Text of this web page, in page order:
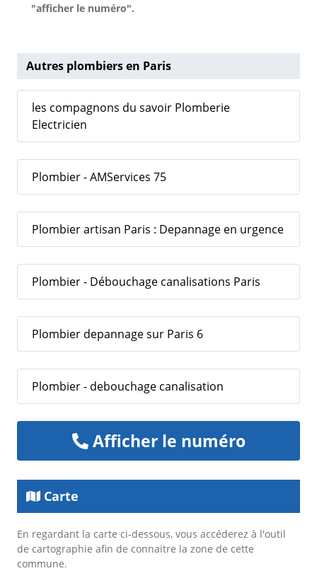
"afficher le numéro".
Autres plombiers en Paris
les compagnons du savoir Plomberie
Electricien
Plombier - AMServices 75
Plombier artisan Paris : Depannage en urgence
Plombier - Débouchage canalisations Paris
Plombier depannage sur Paris 6
Plombier - debouchage canalisation
Afficher le numéro
Carte
En regardant la carte ci-dessous, vous accéderez à l'outil
de cartographie afin de connaitre la zone de cette
commune.